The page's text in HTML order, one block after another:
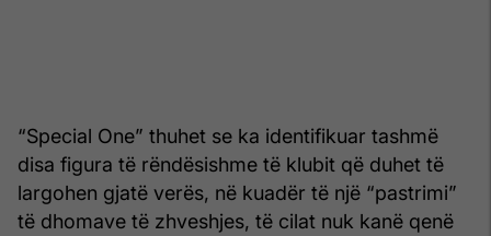
“Special One” thuhet se ka identifikuar tashmë
disa figura të rëndësishme të klubit që duhet të
largohen gjatë verës, në kuadër të një “pastrimi”
të dhomave të zhveshjes, të cilat nuk kanë qenë